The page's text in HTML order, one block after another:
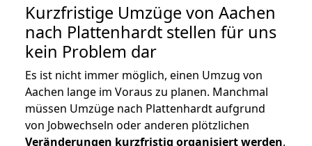
Kurzfristige Umzüge von Aachen
nach Plattenhardt stellen für uns
kein Problem dar
Es ist nicht immer möglich, einen Umzug von
Aachen lange im Voraus zu planen. Manchmal
müssen Umzüge nach Plattenhardt aufgrund
von Jobwechseln oder anderen plötzlichen
Veränderungen kurzfristig organisiert werden.